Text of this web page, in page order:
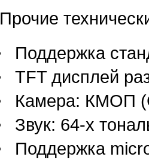
Прочие
Поддержка
TFT дисплей
Камера: КМОП
Звук: 64-х
Поддержка